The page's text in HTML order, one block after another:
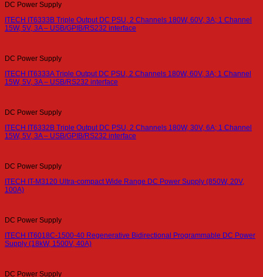
DC Power Supply
ITECH IT6333B Triple Output DC PSU, 2 Channels 180W, 60V, 3A; 1 Channel
15W, 5V, 3A – USB/GPIB/RS232 interface
DC Power Supply
ITECH IT6333A Triple Output DC PSU, 2 Channels 180W, 60V, 3A; 1 Channel
15W, 5V, 3A – USB/RS232 interface
DC Power Supply
ITECH IT6332B Triple Output DC PSU, 2 Channels 180W, 30V, 6A; 1 Channel
15W, 5V, 3A – USB/GPIB/RS232 interface
DC Power Supply
ITECH IT-M3120 Ultra-compact Wide Range DC Power Supply (850W, 20V,
100A)
DC Power Supply
ITECH IT6018C-1500-40 Regenerative Bidirectional Programmable DC Power
Supply (18kW, 1500V, 40A)
DC Power Supply